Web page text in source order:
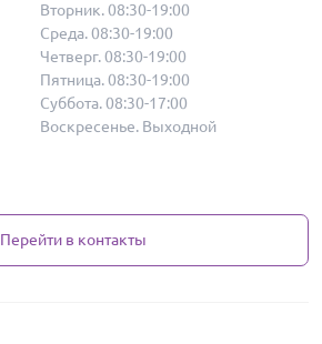
Вторник. 08:30-19:00
Среда. 08:30-19:00
Четверг. 08:30-19:00
Пятница. 08:30-19:00
Суббота. 08:30-17:00
Воскресенье. Выходной
Перейти в контакты